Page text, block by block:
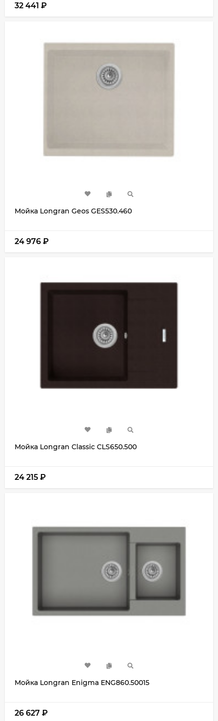
32 441 ₽
Мойка Longran Geos GES530.460
24 976 ₽
Мойка Longran Classic CLS650.500
24 215 ₽
Мойка Longran Enigma ENG860.50015
26 627 ₽